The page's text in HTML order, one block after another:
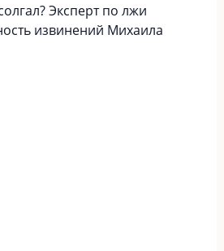
Эксперт по лжи
извинений Михаила